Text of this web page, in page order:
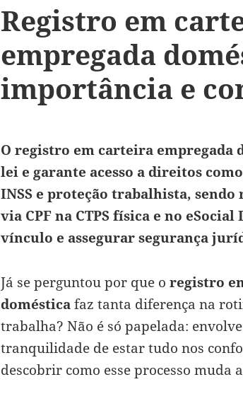
Registro em
empregada
importância e
O registro em carteira empregada
lei e garante acesso a direitos
INSS e proteção trabalhista,
via CPF na CTPS física e no
vínculo e assegurar segurança
Já se perguntou por que oregistro
domésticafaz tanta diferença na
trabalha? Não é só papelada:
tranquilidade de estar tudo nos
descobrir como esse processo muda